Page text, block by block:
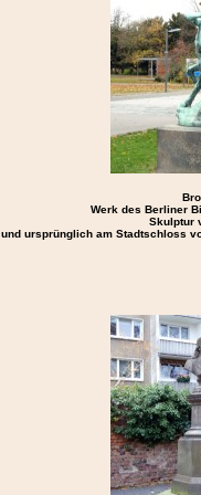
Werk des Berliner
Skulptur
und ursprünglich am Stadtschloss